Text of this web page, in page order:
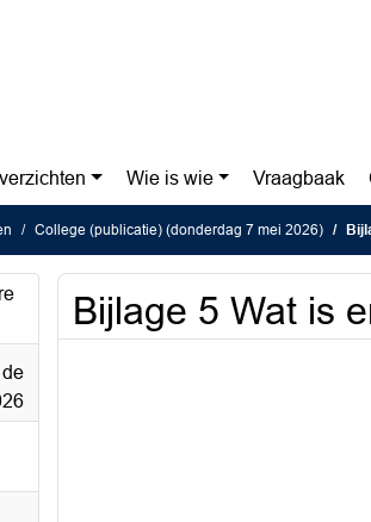
Wie is wie Vraagbaak
College (publicatie) (donderdag 7 mei 2026)
Bijlage 5 Wat is